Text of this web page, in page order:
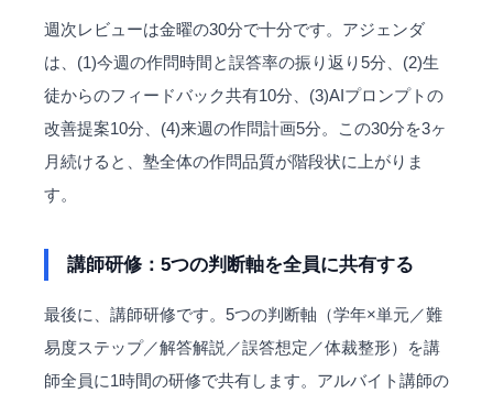
週次レビューは金曜の30分で十分です。アジェンダ
は、(1)今週の作問時間と誤答率の振り返り5分、(2)生
徒からのフィードバック共有10分、(3)AIプロンプトの
改善提案10分、(4)来週の作問計画5分。この30分を3ヶ
月続けると、塾全体の作問品質が階段状に上がりま
す。
講師研修：5つの判断軸を全員に共有する
最後に、講師研修です。5つの判断軸（学年×単元／難
易度ステップ／解答解説／誤答想定／体裁整形）を講
師全員に1時間の研修で共有します。アルバイト講師の